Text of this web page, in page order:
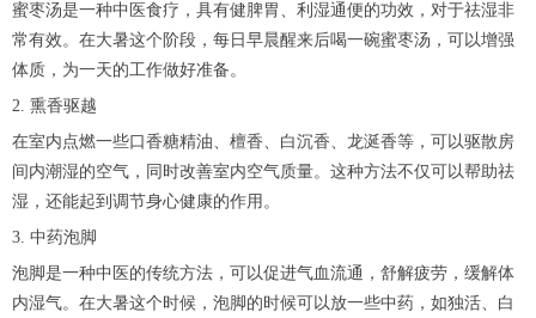
蜜枣汤是一种中医食疗，具有健脾胃、利湿通便的功效，对于祛湿非
常有效。在大暑这个阶段，每日早晨醒来后喝一碗蜜枣汤，可以增强
体质，为一天的工作做好准备。
2. 熏香驱越
在室内点燃一些口香糖精油、檀香、白沉香、龙涎香等，可以驱散房
间内潮湿的空气，同时改善室内空气质量。这种方法不仅可以帮助祛
湿，还能起到调节身心健康的作用。
3. 中药泡脚
泡脚是一种中医的传统方法，可以促进气血流通，舒解疲劳，缓解体
内湿气。在大暑这个时候，泡脚的时候可以放一些中药，如独活、白